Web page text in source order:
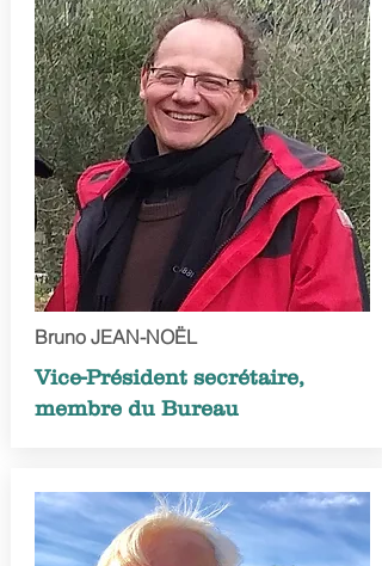
Bruno JEAN-NOËL
Vice-Président secrétaire,
membre du Bureau